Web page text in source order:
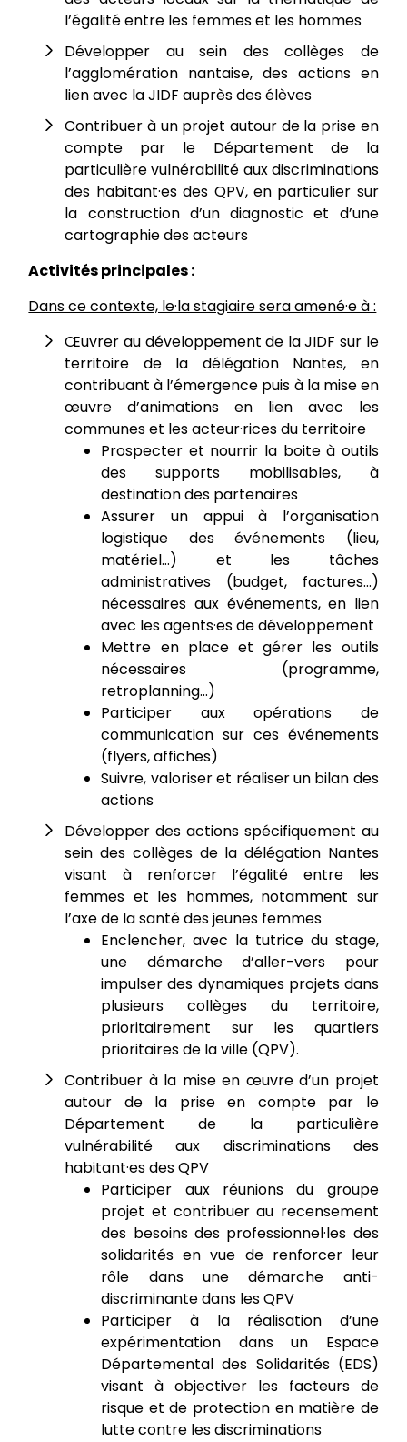
l’égalité entre les femmes et les hommes
Développer au sein des collèges de
l’agglomération nantaise, des actions en
lien avec la JIDF auprès des élèves
Contribuer à un projet autour de la prise en
compte par le Département de la
particulière vulnérabilité aux discriminations
des habitant·es des QPV, en particulier sur
la construction d’un diagnostic et d’une
cartographie des acteurs
Activités principales :
Dans ce contexte, le·la stagiaire sera amené·e à :
Œuvrer au développement de la JIDF sur le
territoire de la délégation Nantes, en
contribuant à l’émergence puis à la mise en
œuvre d’animations en lien avec les
communes et les acteur·rices du territoire
Prospecter et nourrir la boite à outils
des supports mobilisables, à
destination des partenaires
Assurer un appui à l’organisation
logistique des événements (lieu,
matériel…) et les tâches
administratives (budget, factures…)
nécessaires aux événements, en lien
avec les agents·es de développement
Mettre en place et gérer les outils
nécessaires (programme,
retroplanning...)
Participer aux opérations de
communication sur ces événements
(flyers, affiches)
Suivre, valoriser et réaliser un bilan des
actions
Développer des actions spécifiquement au
sein des collèges de la délégation Nantes
visant à renforcer l’égalité entre les
femmes et les hommes, notamment sur
l’axe de la santé des jeunes femmes
Enclencher, avec la tutrice du stage,
une démarche d’aller-vers pour
impulser des dynamiques projets dans
plusieurs collèges du territoire,
prioritairement sur les quartiers
prioritaires de la ville (QPV).
Contribuer à la mise en œuvre d’un projet
autour de la prise en compte par le
Département de la particulière
vulnérabilité aux discriminations des
habitant·es des QPV
Participer aux réunions du groupe
projet et contribuer au recensement
des besoins des professionnel·les des
solidarités en vue de renforcer leur
rôle dans une démarche anti-
discriminante dans les QPV
Participer à la réalisation d’une
expérimentation dans un Espace
Départemental des Solidarités (EDS)
visant à objectiver les facteurs de
risque et de protection en matière de
lutte contre les discriminations